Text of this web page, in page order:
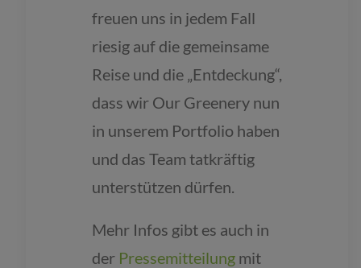
freuen uns in jedem Fall
riesig auf die gemeinsame
Reise und die „Entdeckung“,
dass wir Our Greenery nun
in unserem Portfolio haben
und das Team tatkräftig
unterstützen dürfen.
Mehr Infos gibt es auch in
der Pressemitteilung mit